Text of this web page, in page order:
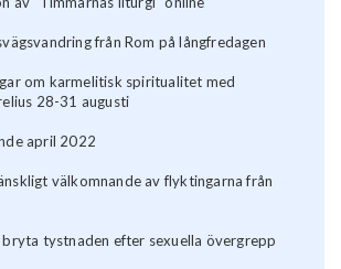
från Rom på långfredagen
om karmelitisk spiritualitet med
28-31 augusti
april 2022
välkomnande av flyktingarna från
tystnaden efter sexuella övergrepp